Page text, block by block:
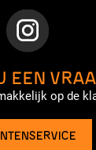
EEN
op de